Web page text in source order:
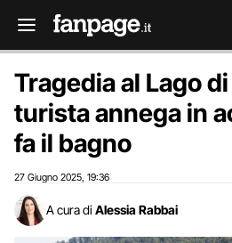
Tragedia al Lago
turista annega in
fa il bagno
27 Giugno 2025 19:36
A cura di Alessia Rabbai